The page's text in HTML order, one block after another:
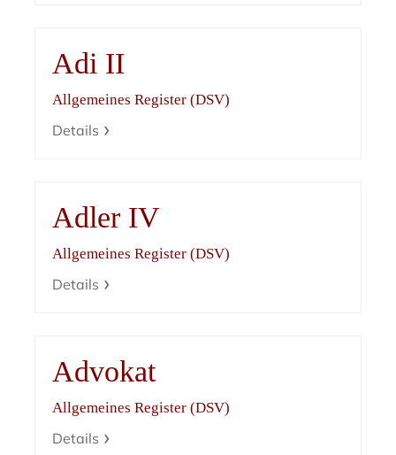
Adi II
Allgemeines Register (DSV)
Details
Adler IV
Allgemeines Register (DSV)
Details
Advokat
Allgemeines Register (DSV)
Details